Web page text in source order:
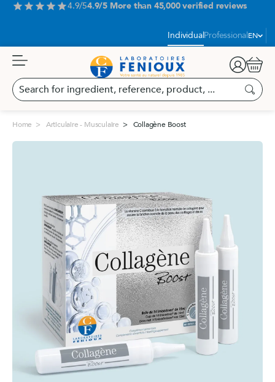
star star star star star4.9/54.9/5 More than 45,000 verified reviews
IndividualProfessionalEN
Search
for
reference,
product,
Search
Cart
Home Articulaire - Musculaire Collagène Boost